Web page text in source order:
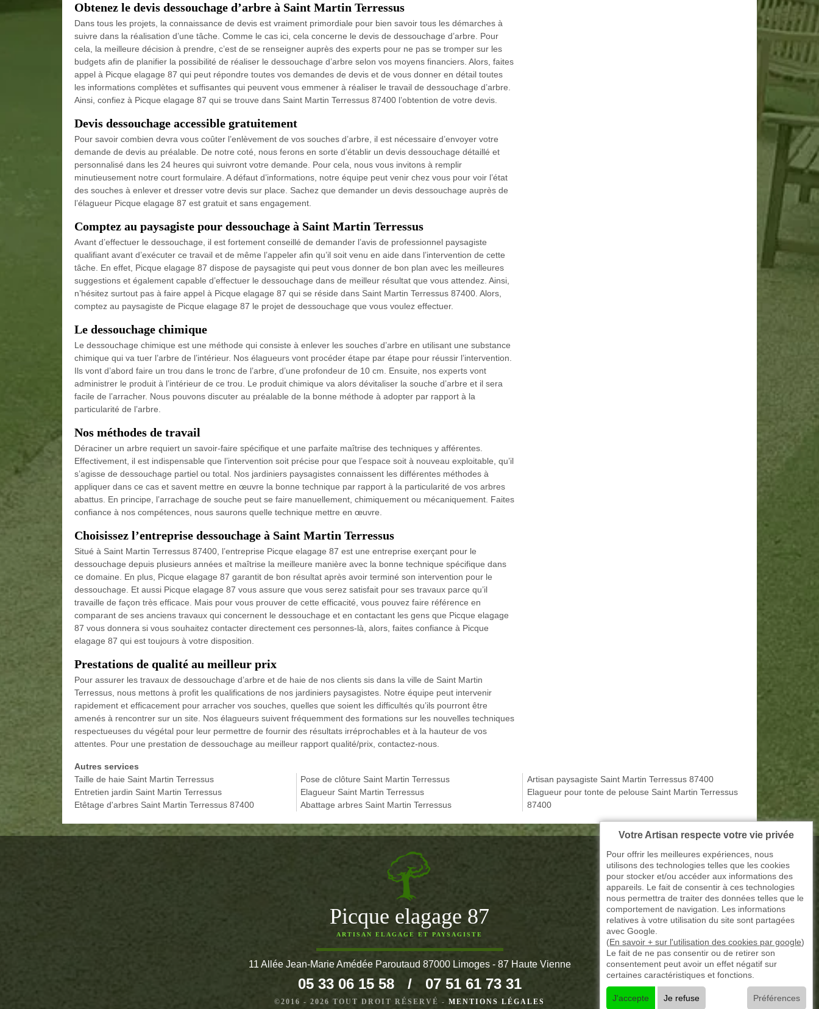
Obtenez le devis dessouchage d’arbre à Saint Martin Terressus
Dans tous les projets, la connaissance de devis est vraiment primordiale pour bien savoir tous les démarches à
suivre dans la réalisation d’une tâche. Comme le cas ici, cela concerne le devis de dessouchage d’arbre. Pour
cela, la meilleure décision à prendre, c’est de se renseigner auprès des experts pour ne pas se tromper sur les
budgets afin de planifier la possibilité de réaliser le dessouchage d’arbre selon vos moyens financiers. Alors, faites
appel à Picque elagage 87 qui peut répondre toutes vos demandes de devis et de vous donner en détail toutes
les informations complètes et suffisantes qui peuvent vous emmener à réaliser le travail de dessouchage d’arbre.
Ainsi, confiez à Picque elagage 87 qui se trouve dans Saint Martin Terressus 87400 l’obtention de votre devis.
Devis dessouchage accessible gratuitement
Pour savoir combien devra vous coûter l’enlèvement de vos souches d’arbre, il est nécessaire d’envoyer votre
demande de devis au préalable. De notre coté, nous ferons en sorte d’établir un devis dessouchage détaillé et
personnalisé dans les 24 heures qui suivront votre demande. Pour cela, nous vous invitons à remplir
minutieusement notre court formulaire. A défaut d’informations, notre équipe peut venir chez vous pour voir l’état
des souches à enlever et dresser votre devis sur place. Sachez que demander un devis dessouchage auprès de
l’élagueur Picque elagage 87 est gratuit et sans engagement.
Comptez au paysagiste pour dessouchage à Saint Martin Terressus
Avant d’effectuer le dessouchage, il est fortement conseillé de demander l’avis de professionnel paysagiste
qualifiant avant d’exécuter ce travail et de même l’appeler afin qu’il soit venu en aide dans l’intervention de cette
tâche. En effet, Picque elagage 87 dispose de paysagiste qui peut vous donner de bon plan avec les meilleures
suggestions et également capable d’effectuer le dessouchage dans de meilleur résultat que vous attendez. Ainsi,
n’hésitez surtout pas à faire appel à Picque elagage 87 qui se réside dans Saint Martin Terressus 87400. Alors,
comptez au paysagiste de Picque elagage 87 le projet de dessouchage que vous voulez effectuer.
Le dessouchage chimique
Le dessouchage chimique est une méthode qui consiste à enlever les souches d’arbre en utilisant une substance
chimique qui va tuer l’arbre de l’intérieur. Nos élagueurs vont procéder étape par étape pour réussir l’intervention.
Ils vont d’abord faire un trou dans le tronc de l’arbre, d’une profondeur de 10 cm. Ensuite, nos experts vont
administrer le produit à l’intérieur de ce trou. Le produit chimique va alors dévitaliser la souche d’arbre et il sera
facile de l’arracher. Nous pouvons discuter au préalable de la bonne méthode à adopter par rapport à la
particularité de l’arbre.
Nos méthodes de travail
Déraciner un arbre requiert un savoir-faire spécifique et une parfaite maîtrise des techniques y afférentes.
Effectivement, il est indispensable que l’intervention soit précise pour que l’espace soit à nouveau exploitable, qu’il
s’agisse de dessouchage partiel ou total. Nos jardiniers paysagistes connaissent les différentes méthodes à
appliquer dans ce cas et savent mettre en œuvre la bonne technique par rapport à la particularité de vos arbres
abattus. En principe, l’arrachage de souche peut se faire manuellement, chimiquement ou mécaniquement. Faites
confiance à nos compétences, nous saurons quelle technique mettre en œuvre.
Choisissez l’entreprise dessouchage à Saint Martin Terressus
Situé à Saint Martin Terressus 87400, l’entreprise Picque elagage 87 est une entreprise exerçant pour le
dessouchage depuis plusieurs années et maîtrise la meilleure manière avec la bonne technique spécifique dans
ce domaine. En plus, Picque elagage 87 garantit de bon résultat après avoir terminé son intervention pour le
dessouchage. Et aussi Picque elagage 87 vous assure que vous serez satisfait pour ses travaux parce qu’il
travaille de façon très efficace. Mais pour vous prouver de cette efficacité, vous pouvez faire référence en
comparant de ses anciens travaux qui concernent le dessouchage et en contactant les gens que Picque elagage
87 vous donnera si vous souhaitez contacter directement ces personnes-là, alors, faites confiance à Picque
elagage 87 qui est toujours à votre disposition.
Prestations de qualité au meilleur prix
Pour assurer les travaux de dessouchage d’arbre et de haie de nos clients sis dans la ville de Saint Martin
Terressus, nous mettons à profit les qualifications de nos jardiniers paysagistes. Notre équipe peut intervenir
rapidement et efficacement pour arracher vos souches, quelles que soient les difficultés qu’ils pourront être
amenés à rencontrer sur un site. Nos élagueurs suivent fréquemment des formations sur les nouvelles techniques
respectueuses du végétal pour leur permettre de fournir des résultats irréprochables et à la hauteur de vos
attentes. Pour une prestation de dessouchage au meilleur rapport qualité/prix, contactez-nous.
Autres services
Taille de haie Saint Martin Terressus
Entretien jardin Saint Martin Terressus
Etêtage d'arbres Saint Martin Terressus 87400
Pose de clôture Saint Martin Terressus
Elagueur Saint Martin Terressus
Abattage arbres Saint Martin Terressus
Artisan paysagiste Saint Martin Terressus 87400
Elagueur pour tonte de pelouse Saint Martin Terressus
87400
Picque elagage 87
ARTISAN ELAGAGE ET PAYSAGISTE
11 Allée Jean-Marie Amédée Paroutaud 87000 Limoges - 87 Haute Vienne
05 33 06 15 58 / 07 51 61 73 31
©2016 - 2026 TOUT DROIT RÉSERVÉ - MENTIONS LÉGALES
Votre Artisan respecte votre vie privée
Pour offrir les meilleures expériences, nous
utilisons des technologies telles que les cookies
pour stocker et/ou accéder aux informations des
appareils. Le fait de consentir à ces technologies
nous permettra de traiter des données telles que le
comportement de navigation. Les informations
relatives à votre utilisation du site sont partagées
avec Google.
(En savoir + sur l'utilisation des cookies par google)
Le fait de ne pas consentir ou de retirer son
consentement peut avoir un effet négatif sur
certaines caractéristiques et fonctions.
J'accepte Je refuse Préférences